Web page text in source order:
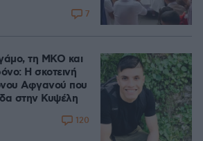
7
τη ΜΚΟ και
Η σκοτεινή
Αφγανού που
στην Κυψέλη
120